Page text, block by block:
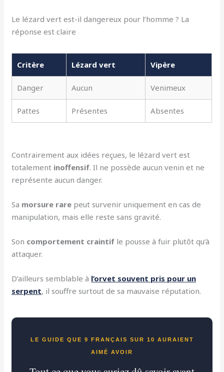
Le lézard vert est-il dangereux pour l’homme ? La
réponse est claire
Critère Lézard vert Vipère
Danger Aucun Venimeux
Pattes Présentes Absentes
Contrairement aux idées reçues, le lézard vert est
totalement inoffensif. Il ne possède aucun venin et ne
représente aucun danger.
Sa morsure rare peut survenir uniquement en cas de
manipulation, mais elle reste sans gravité.
Son comportement craintif le pousse à fuir plutôt qu’à
attaquer.
D’ailleurs semblable à l’orvet souvent pris pour un
serpent, il souffre surtout de sa mauvaise réputation.
LE GUIDE QUE 9 FRANÇAIS SUR 10 AURAIENT
AIMÉ AVOIR